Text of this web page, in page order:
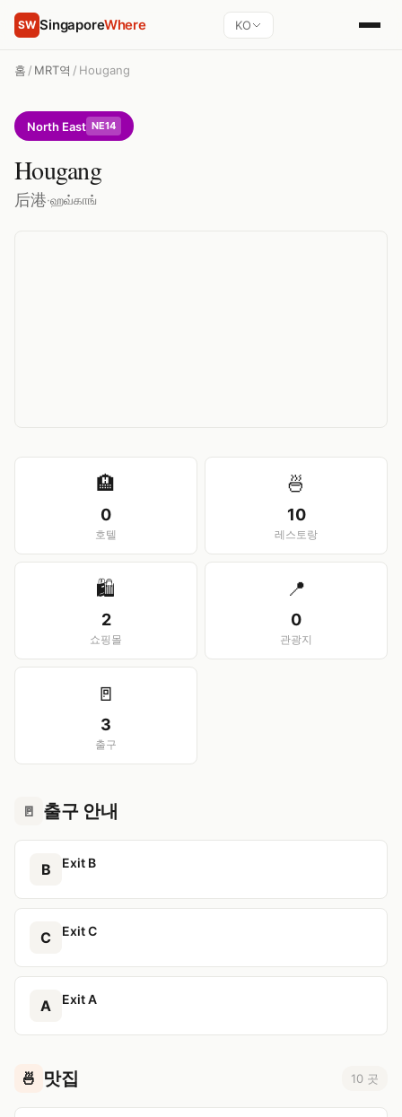
SW SingaporeWhere KO
홈 / MRT역 / Hougang
North East NE14
Hougang
后港·ஹவ்காங்
🏨
0
호텔
🍜
10
레스토랑
🛍️
2
쇼핑몰
📍
0
관광지
🚪
3
출구
🚪 출구 안내
B Exit B
C Exit C
A Exit A
🍜 맛집 10 곳